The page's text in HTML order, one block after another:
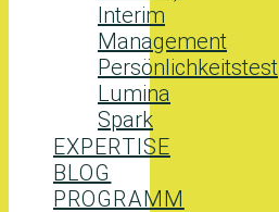
Interim
Management
Persönlichkeitstest
Lumina
Spark
EXPERTISE
BLOG
PROGRAMM